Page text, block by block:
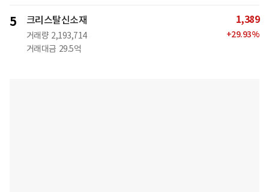
5 크리스탈신소재
거래량 2,193,714
거래대금 29.5억
1,389
+29.93%